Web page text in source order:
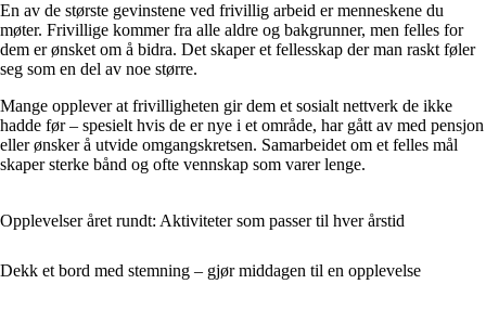
En av de største gevinstene ved frivillig arbeid er menneskene du
møter. Frivillige kommer fra alle aldre og bakgrunner, men felles for
dem er ønsket om å bidra. Det skaper et fellesskap der man raskt føler
seg som en del av noe større.
Mange opplever at frivilligheten gir dem et sosialt nettverk de ikke
hadde før – spesielt hvis de er nye i et område, har gått av med pensjon
eller ønsker å utvide omgangskretsen. Samarbeidet om et felles mål
skaper sterke bånd og ofte vennskap som varer lenge.
Opplevelser året rundt: Aktiviteter som passer til hver årstid
Dekk et bord med stemning – gjør middagen til en opplevelse